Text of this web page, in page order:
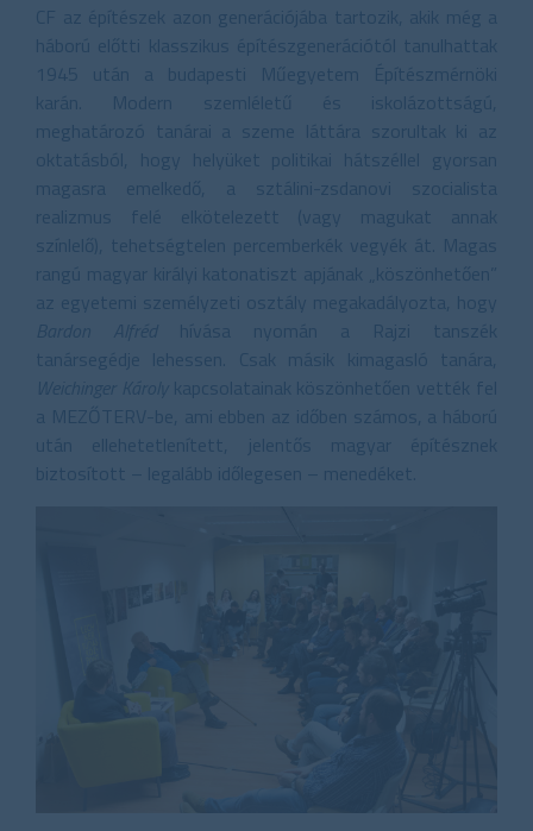
CF az építészek azon generációjába tartozik, akik még a
háború előtti klasszikus építészgenerációtól tanulhattak
1945 után a budapesti Műegyetem Építészmérnöki
karán. Modern szemléletű és iskolázottságú,
meghatározó tanárai a szeme láttára szorultak ki az
oktatásból, hogy helyüket politikai hátszéllel gyorsan
magasra emelkedő, a sztálini-zsdanovi szocialista
realizmus felé elkötelezett (vagy magukat annak
színlelő), tehetségtelen percemberkék vegyék át. Magas
rangú magyar királyi katonatiszt apjának „köszönhetően”
az egyetemi személyzeti osztály megakadályozta, hogy
Bardon Alfréd
hívása nyomán a Rajzi tanszék
tanársegédje lehessen. Csak másik kimagasló tanára,
Weichinger Károly kapcsolatainak köszönhetően vették fel
a MEZŐTERV-be, ami ebben az időben számos, a háború
után ellehetetlenített, jelentős magyar építésznek
biztosított – legalább időlegesen – menedéket.